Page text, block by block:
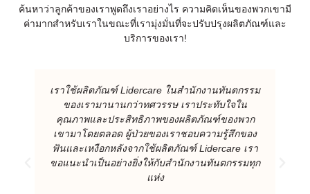
ค้นหาว่าลูกค้าของเราพูดถึงเราอย่างไร ความคิดเห็นของพวกเขามี
ค่ามากสําหรับเราในขณะที่เรามุ่งมั่นที่จะปรับปรุงผลิตภัณฑ์และ
บริการของเรา!
เราใช้ผลิตภัณฑ์ Lidercare ในสํานักงานทันตกรรม
ของเรามานานกว่าทศวรรษ เราประทับใจใน
คุณภาพและประสิทธิภาพของผลิตภัณฑ์ของพวก
เขามาโดยตลอด ผู้ป่วยของเราชอบความรู้สึกของ
ฟันและเหงือกหลังจากใช้ผลิตภัณฑ์ Lidercare เรา
ขอแนะนําเป็นอย่างยิ่งให้กับสํานักงานทันตกรรมทุก
แห่ง